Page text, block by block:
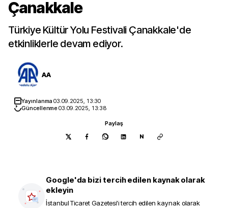
Çanakkale
Türkiye Kültür Yolu Festivali Çanakkale'de
etkinliklerle devam ediyor.
AA
Yayınlanma03.09.2025, 13:30
Güncellenme03.09.2025, 13:38
Paylaş
N
Google'da bizi tercih edilen kaynak olarak
ekleyin
İstanbul Ticaret Gazetesi'i tercih edilen kaynak olarak